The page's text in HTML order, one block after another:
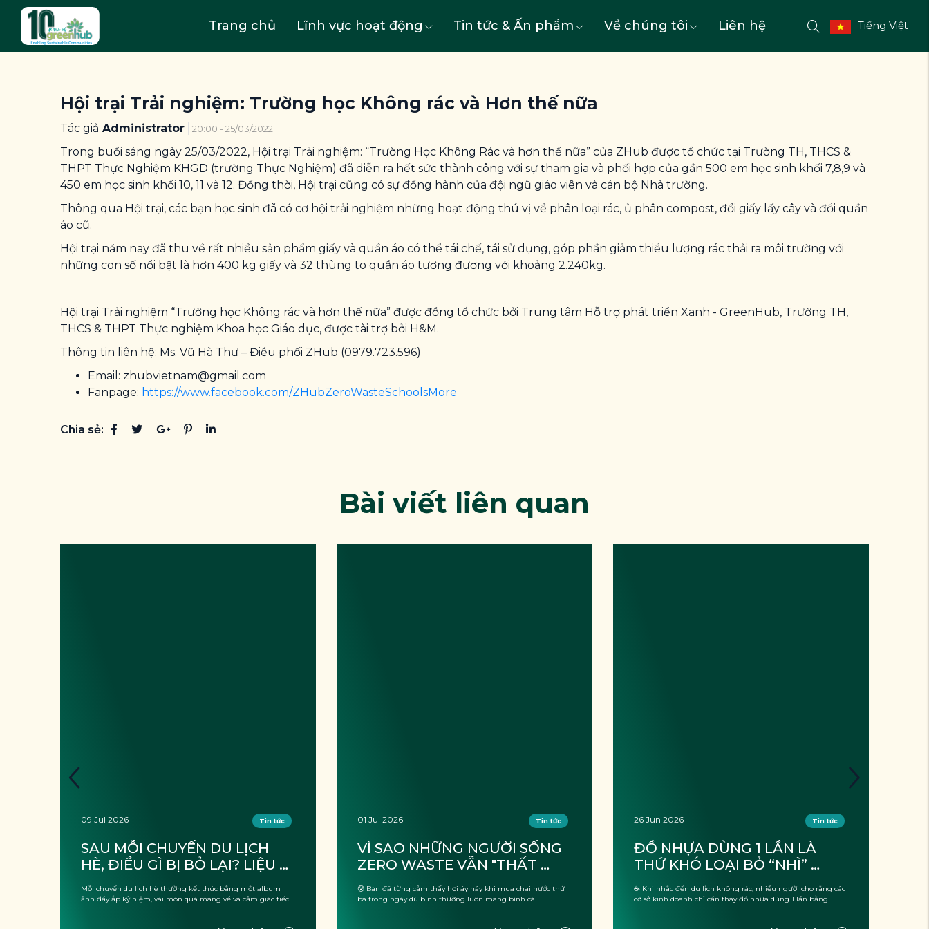
Trang chủ Lĩnh vực hoạt động Tin tức & Ấn phẩm Về chúng tôi Liên hệ Tiếng Việt
Hội trại Trải nghiệm: Trường học Không rác và Hơn thế nữa
Tác giả Administrator 20:00 - 25/03/2022
Trong buổi sáng ngày 25/03/2022, Hội trại Trải nghiệm: “Trường Học Không Rác và hơn thế nữa” của ZHub được tổ chức tại Trường TH, THCS &
THPT Thực Nghiệm KHGD (trường Thực Nghiệm) đã diễn ra hết sức thành công với sự tham gia và phối hợp của gần 500 em học sinh khối 7,8,9 và
450 em học sinh khối 10, 11 và 12. Đồng thời, Hội trại cũng có sự đồng hành của đội ngũ giáo viên và cán bộ Nhà trường.
Thông qua Hội trại, các bạn học sinh đã có cơ hội trải nghiệm những hoạt động thú vị về phân loại rác, ủ phân compost, đổi giấy lấy cây và đổi quần
áo cũ.
Hội trại năm nay đã thu về rất nhiều sản phẩm giấy và quần áo có thể tái chế, tái sử dụng, góp phần giảm thiểu lượng rác thải ra môi trường với
những con số nổi bật là hơn 400 kg giấy và 32 thùng to quần áo tương đương với khoảng 2.240kg.
Hội trại Trải nghiệm “Trường học Không rác và hơn thế nữa” được đồng tổ chức bởi Trung tâm Hỗ trợ phát triển Xanh - GreenHub, Trường TH,
THCS & THPT Thực nghiệm Khoa học Giáo dục, được tài trợ bởi H&M.
Thông tin liên hệ: Ms. Vũ Hà Thư – Điều phối ZHub (0979.723.596)
Email: zhubvietnam@gmail.com
Fanpage: https://www.facebook.com/ZHubZeroWasteSchoolsMore
Chia sẻ:
Bài viết liên quan
09 Jul 2026 Tin tức
SAU MỖI CHUYẾN DU LỊCH
HÈ, ĐIỀU GÌ BỊ BỎ LẠI? LIỆU
CÓ CHỈ LÀ “RÁC”?
Mỗi chuyến du lịch hè thường kết thúc bằng một album
ảnh đầy ắp kỷ niệm, vài món quà mang về và cảm giác tiếc
01 Jul 2026 Tin tức
VÌ SAO NHỮNG NGƯỜI SỐNG
ZERO WASTE VẪN "THẤT
THỦ" KHI ĐI DU LỊCH?
😰 Bạn đã từng cảm thấy hơi áy náy khi mua chai nước thứ
ba trong ngày dù bình thường luôn mang bình cá ...
26 Jun 2026 Tin tức
ĐỒ NHỰA DÙNG 1 LẦN LÀ
THỨ KHÓ LOẠI BỎ “NHÌ”
TRONG CÁC CƠ SỞ KINH
DOANH. TẠI SAO?
☕ Khi nhắc đến du lịch không rác, nhiều người cho rằng các
cơ sở kinh doanh chỉ cần thay đồ nhựa dùng 1 lần bằng